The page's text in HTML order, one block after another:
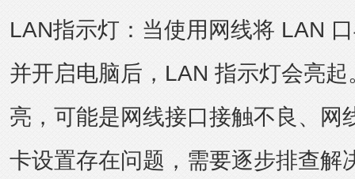
LAN指示灯：当使用网线将 LAN
并开启电脑后，LAN 指示灯会亮
亮，可能是网线接口接触不良、网
卡设置存在问题，需要逐步排查解